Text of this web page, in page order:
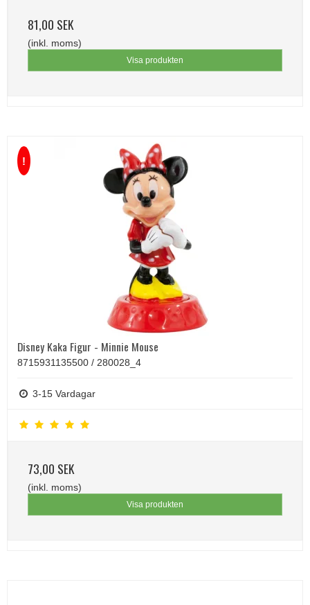
81,00 SEK
(inkl. moms)
Visa produkten
!
Disney Kaka Figur - Minnie Mouse
8715931135500 / 280028_4
3-15 Vardagar
73,00 SEK
(inkl. moms)
Visa produkten